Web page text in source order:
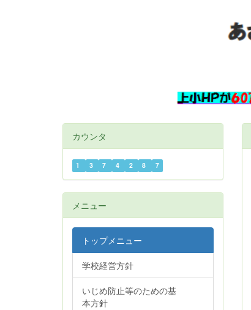
カウンタ
1 3 7 4 2 8 7
メニュー
トップメニュー
学校経営方針
いじめ防止等のための基
本方針